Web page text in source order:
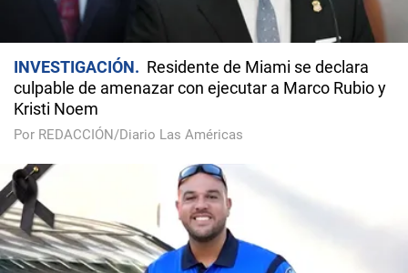
INVESTIGACIÓN
Residente de Miami se declara
culpable de amenazar con ejecutar a Marco Rubio y
Kristi Noem
Por REDACCIÓN/Diario Las Américas